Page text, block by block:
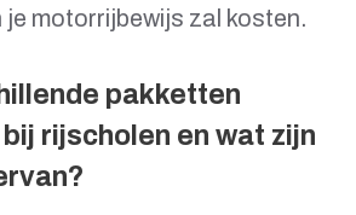
je motorrijbewijs zal kosten.
pakketten
rijscholen en wat zijn